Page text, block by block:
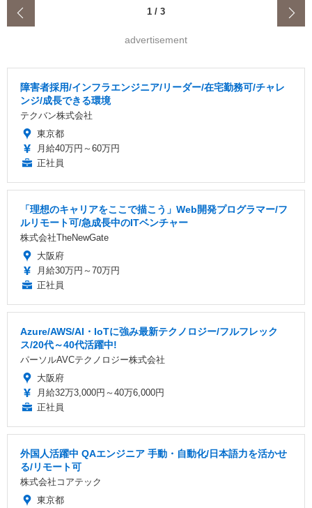
1 / 3
advertisement
障害者採用/インフラエンジニア/リーダー/在宅勤務可/チャレ
ンジ/成長できる環境
テクバン株式会社
東京都
月給40万円～60万円
正社員
「理想のキャリアをここで描こう」Web開発プログラマー/フ
ルリモート可/急成長中のITベンチャー
株式会社TheNewGate
大阪府
月給30万円～70万円
正社員
Azure/AWS/AI・IoTに強み最新テクノロジー/フルフレック
ス/20代～40代活躍中!
パーソルAVCテクノロジー株式会社
大阪府
月給32万3,000円～40万6,000円
正社員
外国人活躍中 QAエンジニア 手動・自動化/日本語力を活かせ
る/リモート可
株式会社コアテック
東京都